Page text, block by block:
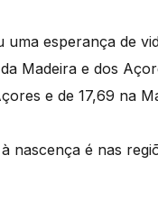
esperança de
Madeira e dos
e de 17,69 na
nascença é nas